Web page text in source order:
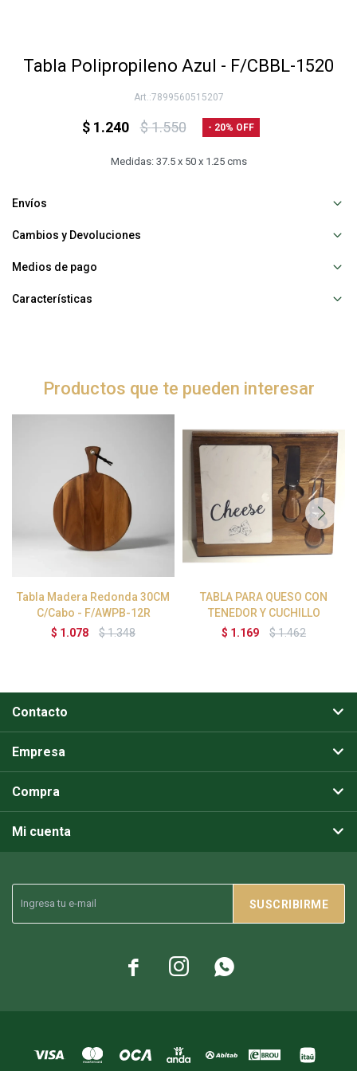
Tabla Polipropileno Azul - F/CBBL-1520
7899560515207
$ 1.240 $1.550 20
Medidas: 37.5 x 50 x 1.25 cms
Envíos
Cambios y Devoluciones
Medios de pago
Características
Productos que te pueden interesar
Tabla Madera Redonda 30CM
C/Cabo - F/AWPB-12R
$ 1.078 $1.348
TABLA PARA QUESO CON
TENEDOR Y CUCHILLO
$ 1.169 $1.462
SUSCRIBIRME
  
Contacto
Empresa
Compra
Mi cuenta